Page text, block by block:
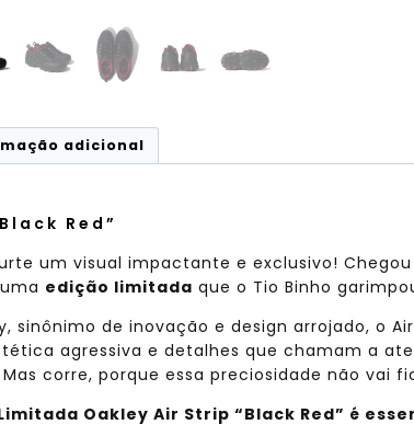
adicional
Red”
um visual impactante e exclusivo!
edição limitada que o Tio Binho
sinônimo de inovação e design arrojado, o
agressiva e detalhes que chamam a
corre, porque essa preciosidade não vai
Oakley Air Strip “Black Red” é